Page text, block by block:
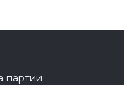
партии